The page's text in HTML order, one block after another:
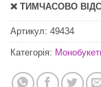
❌ ТИМЧАСОВО
Артикул: 49434
Категорія: